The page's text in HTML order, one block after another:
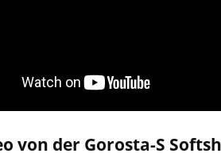
von der Gorosta-S